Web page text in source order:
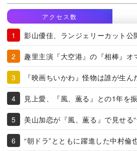
アクセス数
影山優佳、ランジェリーカット公
趣里主演『大空港』の『相棒』オ
『映画ちいかわ』怪物は誰が生
見上愛、『風、薫る』との1年を
美山加恋が『風、薫る』で見せる
“朝ドラ”とともに躍進した中村倫